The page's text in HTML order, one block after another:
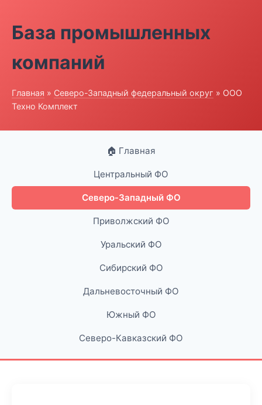
База промышленных
компаний
Главная » Северо-Западный федеральный округ » ООО
Техно Комплект
🏠 Главная
Центральный ФО
Северо-Западный ФО
Приволжский ФО
Уральский ФО
Сибирский ФО
Дальневосточный ФО
Южный ФО
Северо-Кавказский ФО